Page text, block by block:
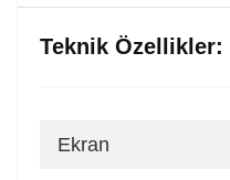
Teknik Özellikler:
Ekran